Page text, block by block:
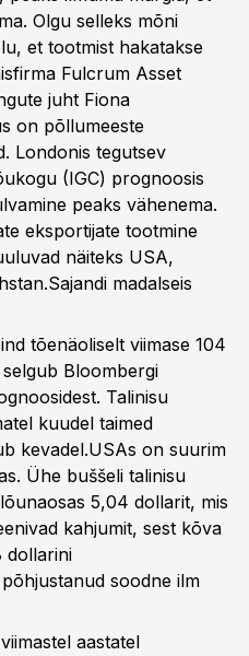
Olgu selleks mõni
et tootmist hakatakse
Fulcrum Asset
juht Fiona
on põllumeeste
Londonis tegutsev
(IGC) prognoosis
peaks vähenema.
eksportijate tootmine
näiteks USA,
Sajandi madalseis
tõenäoliselt viimase 104
Bloombergi
Talinisu
kuudel taimed
kevadel.USAs on suurim
Ühe buššeli talinisu
5,04 dollarit, mis
kahjumit, sest kõva
dollarini
soodne ilm
aastatel